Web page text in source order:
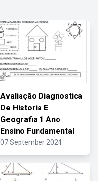
Avaliação Diagnostica
De Historia E
Geografia 1 Ano
Ensino Fundamental
07 September 2024